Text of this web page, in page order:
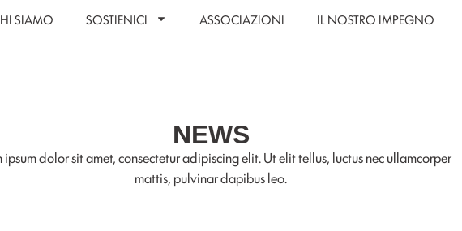
SIAMO SOSTIENICI ASSOCIAZIONI IL NOSTRO IMPEGNO
NEWS
ipsum dolor sit amet, consectetur adipiscing elit. Ut elit tellus, luctus nec ullamcorper
mattis, pulvinar dapibus leo.